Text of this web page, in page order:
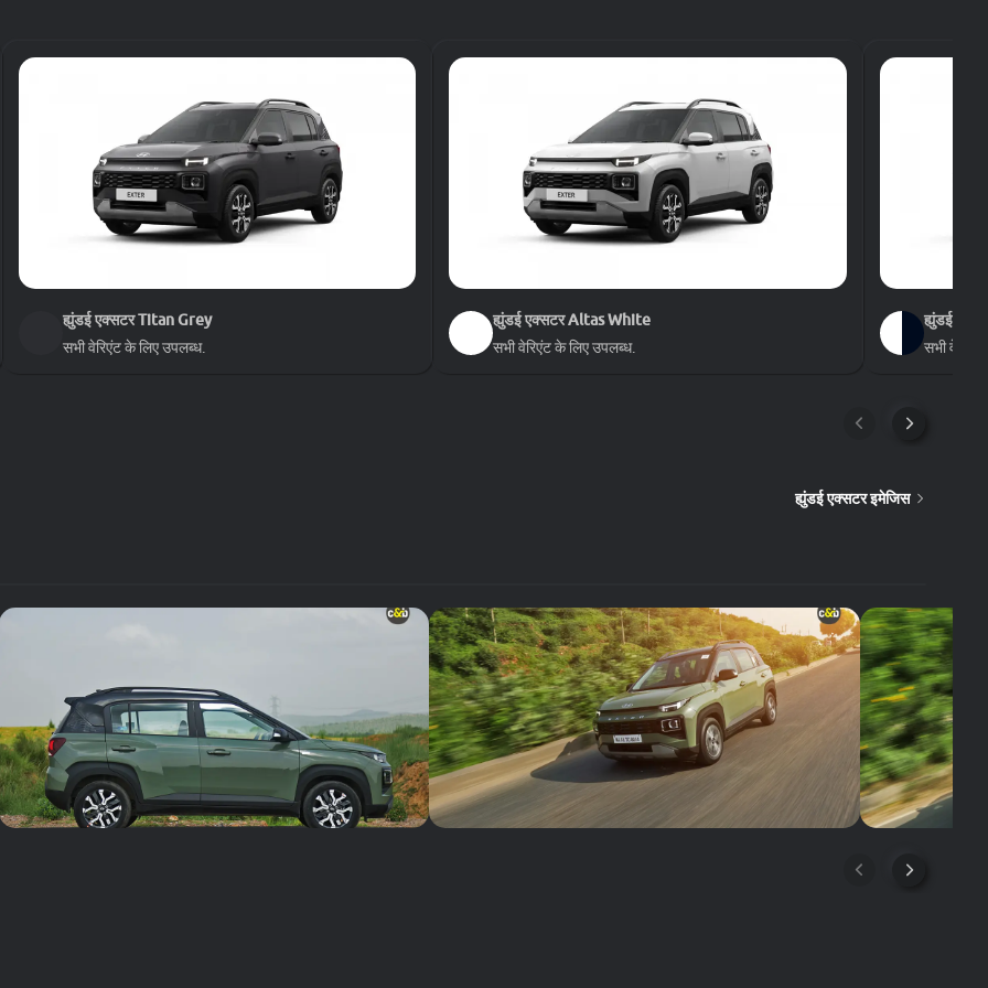
₹ 8.1 लाख
शुरू ₹ 8.14 लाख
शुरू ₹ 8.4 लाख
शुरू ₹ 9.61 लाख
ह्युंडई एक्सटरTitan Grey
सभी वेरिएंट के लिए उपलब्ध.
ह्युंडई एक्सटरAltas White
सभी वेरिएंट के लिए उपलब्ध.
ह्युंडई
सभी
ह्युंडई एक्सटर इमेजिस